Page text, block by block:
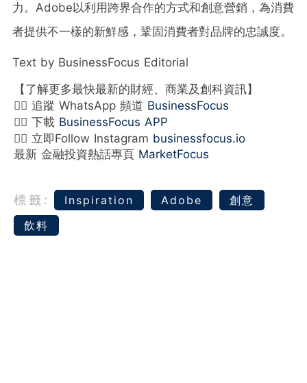
力。Adobe以利用跨界合作的方式和創意營銷，為消費
者提供不一樣的新鮮感，鞏固消費者對品牌的忠誠度。
Text by BusinessFocus Editorial
【了解更多最快最新的財經、商業及創科資訊】
👉🏻 追蹤 WhatsApp 頻道 BusinessFocus
👉🏻 下載 BusinessFocus APP
👉🏻 立即Follow Instagram businessfocus.io
最新 金融投資熱話專頁 MarketFocus
標籤: Inspiration Adobe
創意
飲料